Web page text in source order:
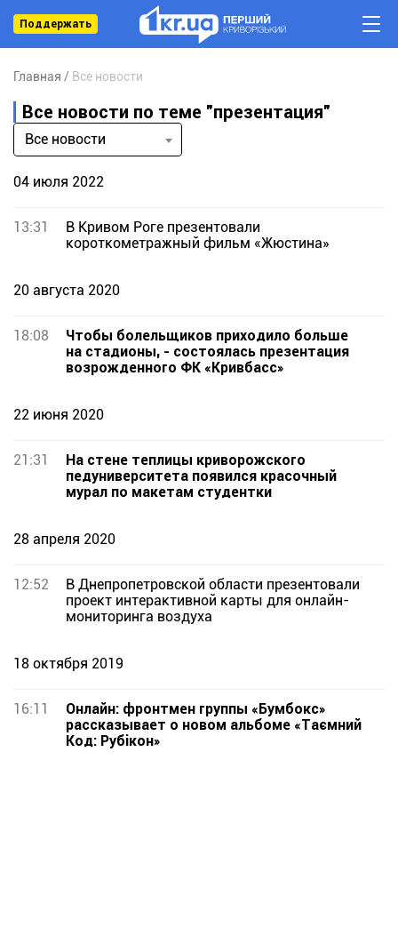
Поддержать
Главная Все новости
Все новости по теме "презентация"
Все новости
04 июля 2022
13:31
В Кривом Роге презентовали
короткометражный фильм «Жюстина»
20 августа 2020
18:08
Чтобы болельщиков приходило больше
на стадионы, - состоялась презентация
возрожденного ФК «Кривбасс»
22 июня 2020
21:31
На стене теплицы криворожского
педуниверситета появился красочный
мурал по макетам студентки
28 апреля 2020
12:52
В Днепропетровской области презентовали
проект интерактивной карты для онлайн-
мониторинга воздуха
18 октября 2019
16:11
Онлайн: фронтмен группы «Бумбокс»
рассказывает о новом альбоме «Таємний
Код: Рубікон»